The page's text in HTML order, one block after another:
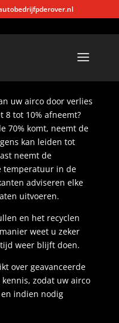
uw airco door verlies
tot 10% afneemt?
70% komt, neemt de
kan leiden tot
neemt de
temperatuur in de
adviseren elke
uitvoeren.
en het recyclen
weet u zeker
weer blijft doen.
over geavanceerde
zodat uw airco
indien nodig